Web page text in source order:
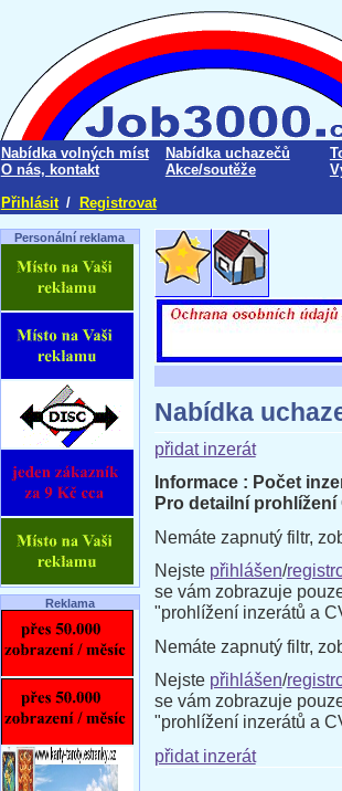
Nabídka volných míst Nabídka uchazečů
O nás, kontakt
Akce/soutěže
Přihlásit / Registrovat
Personální reklama
Reklama
Nabídka
přidat inzerát
Informace : Počet
Pro detailní
Nemáte zapnutý filtr,
Nejste přihlášen/
se vám zobrazuje
"prohlížení inzerátů a
Nemáte zapnutý filtr,
Nejste přihlášen/
se vám zobrazuje
"prohlížení inzerátů a
přidat inzerát